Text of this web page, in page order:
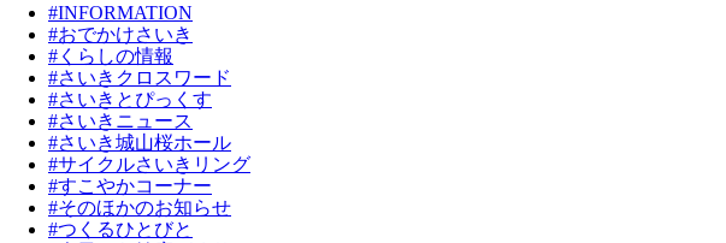
#INFORMATION
#おでかけさいき
#くらしの情報
#さいきクロスワード
#さいきとぴっくす
#さいきニュース
#さいき城山桜ホール
#サイクルさいきリング
#すこやかコーナー
#そのほかのお知らせ
#つくるひとびと